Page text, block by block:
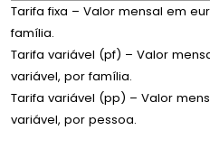
Tarifa fixa – Valor mensal em
família.
Tarifa variável (pf) – Valor
variável, por família.
Tarifa variável (pp) – Valor
variável, por pessoa.